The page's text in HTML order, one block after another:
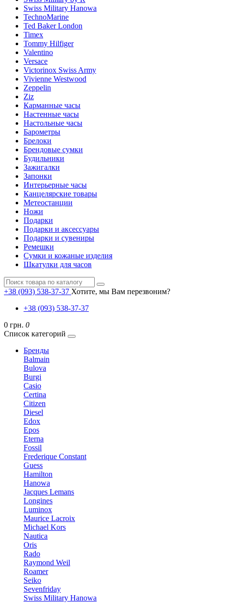
Swiss Military Hanowa
TechnoMarine
Ted Baker London
Timex
Tommy Hilfiger
Valentino
Versace
Victorinox Swiss Army
Vivienne Westwood
Zeppelin
Ziz
Карманные часы
Настенные часы
Настольные часы
Барометры
Брелоки
Брендовые сумки
Будильники
Зажигалки
Запонки
Интерьерные часы
Канцелярские товары
Метеостанции
Ножи
Подарки
Подарки и аксессуары
Подарки и сувениры
Ремешки
Сумки и кожаные изделия
Шкатулки для часов
+38 (093) 538-37-37 Хотите, мы Вам перезвоним?
+38 (093) 538-37-37
0 грн. 0
Список категорий
Бренды
Balmain
Bulova
Burgi
Casio
Certina
Citizen
Diesel
Edox
Epos
Eterna
Fossil
Frederique Constant
Guess
Hamilton
Hanowa
Jacques Lemans
Longines
Luminox
Maurice Lacroix
Michael Kors
Nautica
Oris
Rado
Raymond Weil
Roamer
Seiko
Sevenfriday
Swiss Military Hanowa